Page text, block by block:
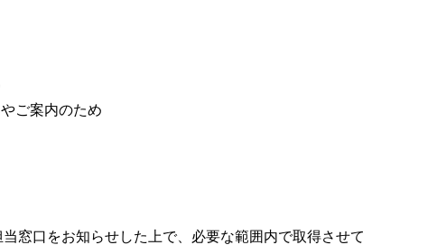
ご案内のため
窓口をお知らせした上で、必要な範囲内で取得させて